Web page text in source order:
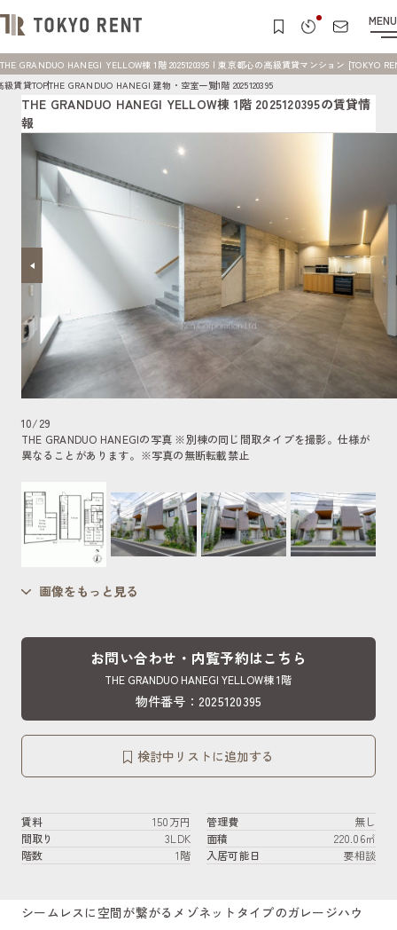
MENU
THE GRANDUO HANEGI YELLOW棟 1階 2025120395 | 東京都心の高級賃貸マンション [TOKYO
級賃貸TOPTHE GRANDUO HANEGI 建物・空室一覧1階 2025120395
THE GRANDUO HANEGI YELLOW棟 1階 2025120395の賃貸情
報
10/29
THE GRANDUO HANEGIの写真 ※別棟の同じ間取タイプを撮影。仕様が
異なることがあります。 ※写真の無断転載禁止
画像をもっと見る
お問い合わせ・内覧予約はこちら
THE GRANDUO HANEGI YELLOW棟 1階
物件番号：2025120395
検討中リストに追加する
賃料 150万円 管理費
無し
間取り
3LDK 面積
220.06㎡
階数
1階 入居可能日 要相談
シームレスに空間が繋がるメゾネットタイプのガレージハウ